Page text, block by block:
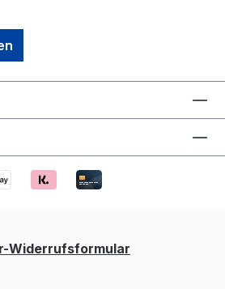
Widerrufsformular